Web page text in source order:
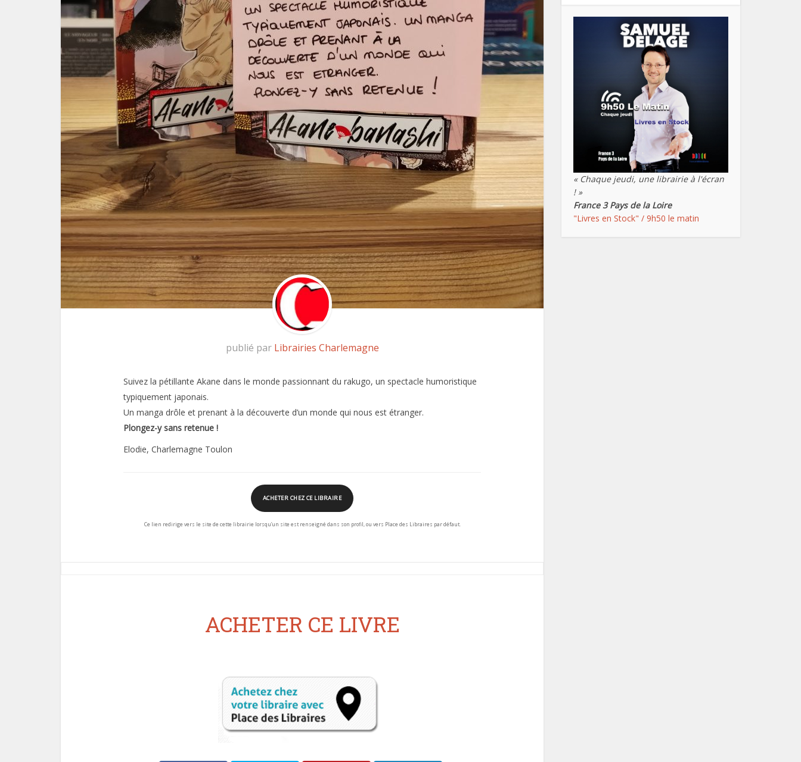
publié par Librairies Charlemagne
Suivez la pétillante Akane dans le monde passionnant du rakugo, un spectacle humoristique
typiquement japonais.
Un manga drôle et prenant à la découverte d’un monde qui nous est étranger.
Plongez-y sans retenue !
Elodie, Charlemagne Toulon
ACHETER CHEZ CE LIBRAIRE
Ce lien redirige vers le site de cette librairie lorsqu’un site est renseigné dans son profil, ou vers Place des Libraires par défaut.
ACHETER CE LIVRE
« Chaque jeudi, une librairie à l'écran
! »
France 3 Pays de la Loire
"Livres en Stock" / 9h50 le matin